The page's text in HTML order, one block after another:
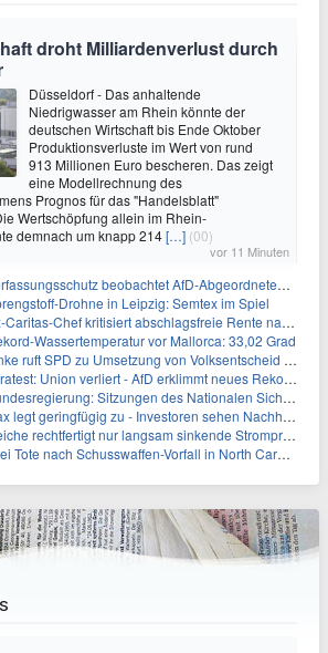
droht Milliardenverlust durch
Düsseldorf - Das anhaltende
Niedrigwasser am Rhein könnte der
deutschen Wirtschaft bis Ende Oktober
Produktionsverluste im Wert von rund
913 Millionen Euro bescheren. Das zeigt
eine Modellrechnung des
Prognos für das "Handelsblatt"
Wertschöpfung allein im Rhein-
demnach um knapp 214[…] (00)
vor 11 Minuten
beobachtet AfD-Abgeordneten Nolte
Drohne in Leipzig: Semtex im Spiel
Chef kritisiert abschlagsfreie Rente nach 45 Jahren
Wassertemperatur vor Mallorca: 33,02 Grad
ruft SPD zu Umsetzung von Volksentscheid auf
Union verliert - AfD erklimmt neues Rekordhoch
Sitzungen des Nationalen Sicherheitsrates geheim
legt geringfügig zu - Investoren sehen Nachholpotenzial
rechtfertigt nur langsam sinkende Strompreise
Tote nach Schusswaffen-Vorfall in North Carolina